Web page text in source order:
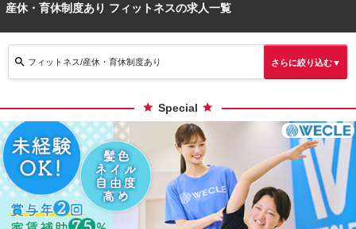
産休・育休制度あり フィットネスの求人一覧
フィットネス/産休・育休制度あり さらに絞り込む▼
Special